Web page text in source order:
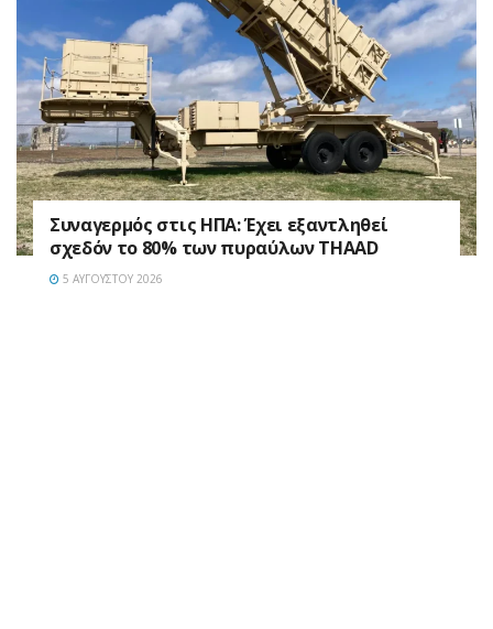
Συναγερμός στις ΗΠΑ: Έχει εξαντληθεί
σχεδόν το 80% των πυραύλων THAAD
5 ΑΥΓΟΎΣΤΟΥ 2026